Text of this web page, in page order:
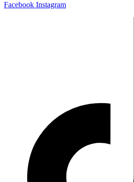
Facebook Instagram